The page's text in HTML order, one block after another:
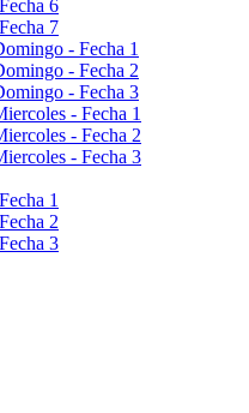
6
7
- Fecha 1
- Fecha 2
- Fecha 3
- Fecha 1
- Fecha 2
- Fecha 3
1
2
3